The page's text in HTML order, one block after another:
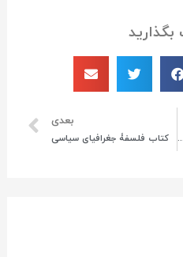
تصاویری از نشست صمیمی و تبادل نظر اعضای هیئت علمی
بعدی
کتاب فلسفۀ جغرافیای سیاسی